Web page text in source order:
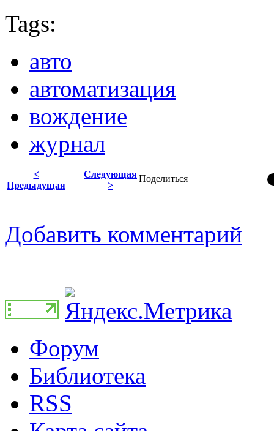
Tags:
авто
автоматизация
вождение
журнал
Поделиться
<
Предыдущая
Следующая
>
Добавить комментарий
Форум
Библиотека
RSS